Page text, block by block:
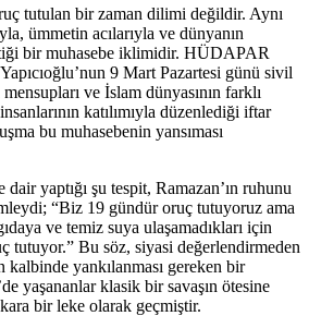
tutulan bir zaman dilimi değildir. Aynı
ümmetin acılarıyla ve dünyanın
bir muhasebe iklimidir. HÜDAPAR
9 Mart Pazartesi günü sivil
ve İslam dünyasının farklı
katılımıyla düzenlediği iftar
bu muhasebenin yansıması
dair yaptığı şu tespit, Ramazan’ın ruhunu
“Biz 19 gündür oruç tutuyoruz ama
ve temiz suya ulaşamadıkları için
tutuyor.” Bu söz, siyasi değerlendirmeden
kalbinde yankılanması gereken bir
yaşananlar klasik bir savaşın ötesine
bir leke olarak geçmiştir.